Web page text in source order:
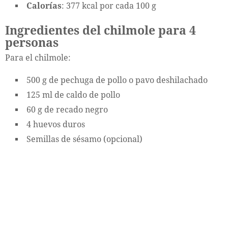
Calorías: 377 kcal por cada 100 g
Ingredientes del chilmole para 4
personas
Para el chilmole:
500 g de pechuga de pollo o pavo deshilachado
125 ml de caldo de pollo
60 g de recado negro
4 huevos duros
Semillas de sésamo (opcional)